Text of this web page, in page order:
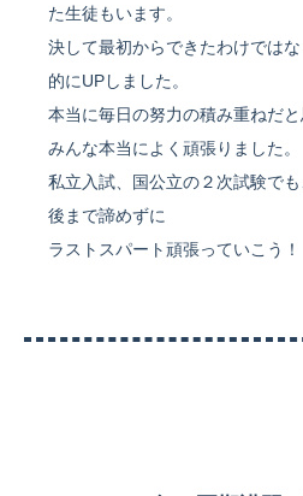
た生徒もいます。
決して最初からできたわけでは
的にUPしました。
本当に毎日の努力の積み重ねだと
みんな本当によく頑張りました。
私立入試、国公立の２次試験で
後まで諦めずに
ラストスパート頑張っていこう！